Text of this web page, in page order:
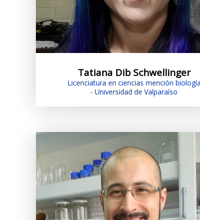
Tatiana Dib Schwellinger
Licenciatura en ciencias mención biología
- Universidad de Valparaíso